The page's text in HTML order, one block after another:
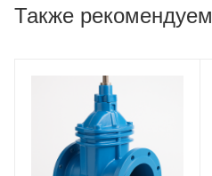
Также рекомендуем